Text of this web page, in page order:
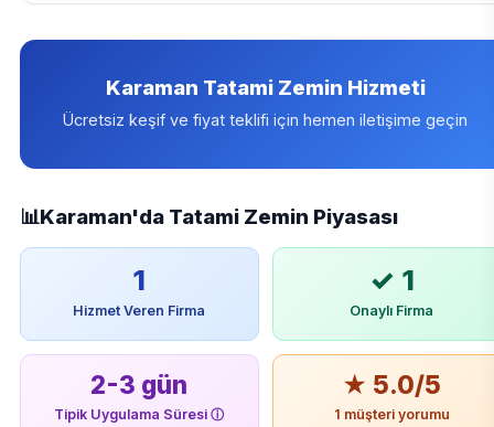
Karaman Tatami Zemin Hizmeti
Ücretsiz keşif ve fiyat teklifi için hemen iletişime geçin
📊Karaman'da Tatami Zemin Piyasası
1
Hizmet Veren Firma
✓ 1
Onaylı Firma
2-3 gün
Tipik Uygulama Süresiⓘ
★ 5.0/5
1 müşteri yorumu